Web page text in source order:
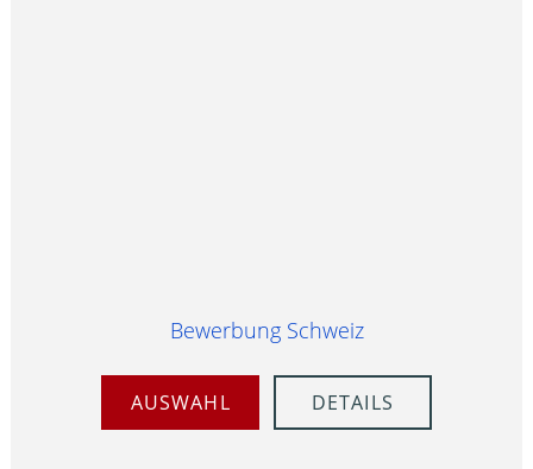
Bewerbung Schweiz
AUSWAHL DETAILS